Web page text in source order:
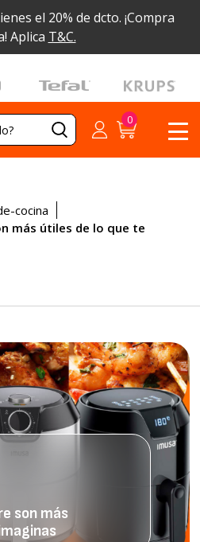
el 20% de dcto. ¡Compra
Aplica T&C.
cocina
más útiles de lo que te
son más